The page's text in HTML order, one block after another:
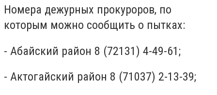
Номера дежурных прокуроров, по
которым можно сообщить о пытках:
- Абайский район 8 (72131) 4-49-61;
- Актогайский район 8 (71037) 2-13-39;